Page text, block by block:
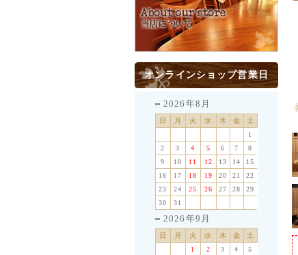
オンラインショップ営業日
2026年8月
日 月 火 水 木 金
土
1
2
3 4 5 6 7
8
9
10 11 12 13 14
15
16
17 18 19 20 21
22
23
24 25 26 27 28
29
30
31
2026年9月
日 月 火 水 木 金
土
1
2 3 4
5